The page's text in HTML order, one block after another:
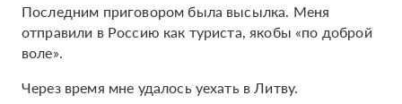
Последним приговором была высылка. Меня
отправили в Россию как туриста, якобы «по доброй
воле».
Через время мне удалось уехать в Литву.